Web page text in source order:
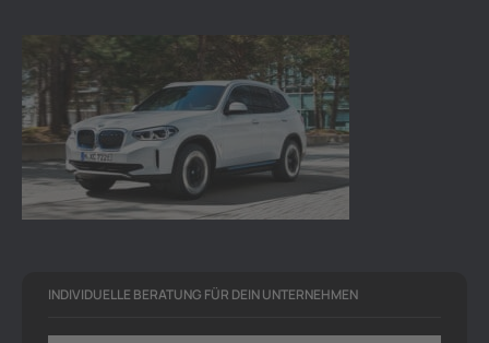
INDIVIDUELLE BERATUNG FÜR DEIN UNTERNEHMEN